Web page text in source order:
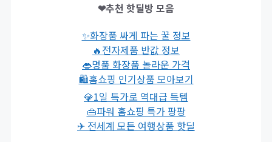
❤추천 핫딜방 모음
✨화장품 싸게 파는 꿀 정보
🔥전자제품 반값 정보
👄명품 화장품 놀라운 가격
🛍홈쇼핑 인기상품 모아보기
💎1일 특가로 역대급 득템
👜파워 홈쇼핑 특가 팡팡
✈ 전세계 모든 여행상품 핫딜